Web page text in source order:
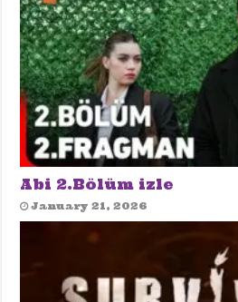
Abi 2.Bölüm izle
January 21, 2026